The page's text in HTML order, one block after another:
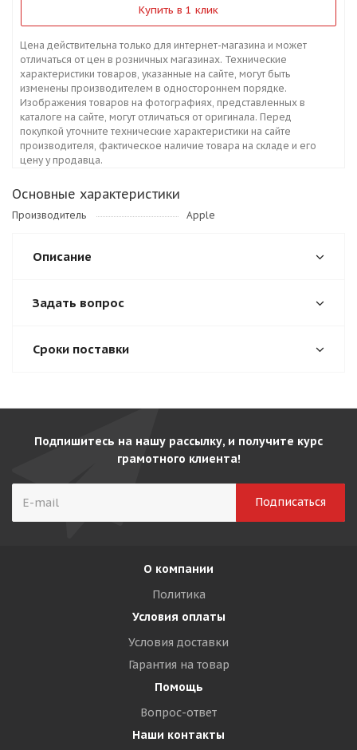
Купить в 1 клик
Цена действительна только для интернет-магазина и может
отличаться от цен в розничных магазинах. Технические
характеристики товаров, указанные на сайте, могут быть
изменены производителем в одностороннем порядке.
Изображения товаров на фотографиях, представленных в
каталоге на сайте, могут отличаться от оригинала. Перед
покупкой уточните технические характеристики на сайте
производителя, фактическое наличие товара на складе и его
цену у продавца.
Основные характеристики
Производитель Apple
Описание
Задать вопрос
Сроки поставки
Подпишитесь на нашу рассылку, и получите курс
грамотного клиента!
О компании
Политика
Условия оплаты
Условия доставки
Гарантия на товар
Помощь
Вопрос-ответ
Наши контакты